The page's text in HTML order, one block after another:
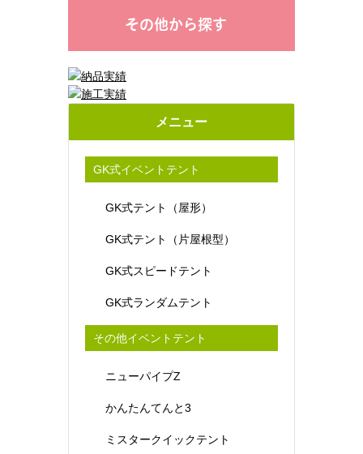
その他から探す
メニュー
GK式イベントテント
GK式テント（屋形）
GK式テント（片屋根型）
GK式スピードテント
GK式ランダムテント
その他イベントテント
ニューパイプZ
かんたんてんと3
ミスタークイックテント